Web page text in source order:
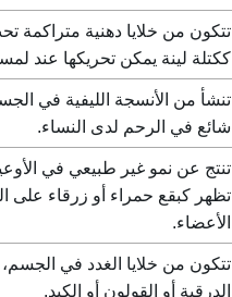
تتكون من خلايا دهنية متراكمة
ككتلة لينة يمكن تحريكها عند
تنشأ من الأنسجة الليفية في
شائع في الرحم لدى النساء.
تنتج عن نمو غير طبيعي في
تظهر كبقع حمراء أو زرقاء على
الأعضاء.
تتكون من خلايا الغدد في
الدرقية أو القولون أو الكبد.